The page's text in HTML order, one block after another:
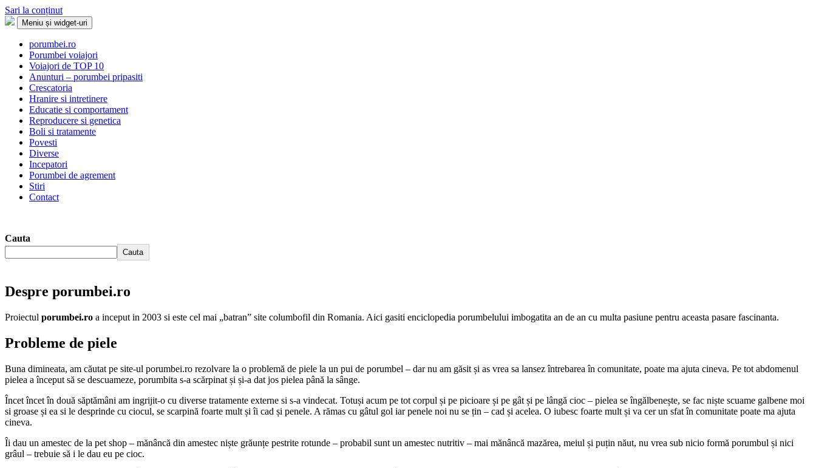
Sari la conținut
Porumbei.ro
Enciclopedia porumbelului
Meniu și widget-uri
porumbei.ro
Porumbei voiajori
Voiajori de TOP 10
Anunturi – porumbei pripasiti
Crescatoria
Hranire si intretinere
Educatie si comportament
Reproducere si genetica
Boli si tratamente
Povesti
Diverse
Incepatori
Porumbei de agrement
Stiri
Contact
Cauta
Cauta
Despre porumbei.ro
Proiectul porumbei.ro a inceput in 2003 si este cel mai „batran” site columbofil din Romania. Aici gasiti enciclopedia porumbelului imbogatita an de an cu multa pasiune pentru aceasta pasare fascinanta.
Probleme de piele
Buna dimineata, am căutat pe site-ul porumbei.ro rezolvare la o problemă de piele la un pui de porumbel – dar nu am găsit și as vrea sa lansez întrebarea în comunitate, poate ma ajuta cineva. Pe tot abdomenul
pielea a început să se descuameze, porumbita s-a scărpinat și și-a dat jos pielea până la sânge.
Încet încet în două săptămâni am ingrijit-o cu diverse tratamente externe si s-a vindecat. Totuși acum pe tot corpul și pe picioare și pe gât și pe lângă cioc – pielea se îngălbenește, se fac niște scuame galbene moi
si groase și ea si le desprinde cu ciocul, se scarpină foarte mult și îi cad și penele. A rămas cu gâtul gol iar penele noi nu se țin – cad și acelea. O iubesc foarte mult și va cer un sfat în comunitate poate ma ajuta
cineva.
Îi dau un amestec de la pet shop – mănâncă din amestec niște grăunțe pestrite rotunde – probabil sunt un amestec nutritiv – mai mănâncă mazărea, meiul și puțin năut, nu vrea sub nicio formă porumbul și nici
grâul – trebuie să i le dau eu pe cioc.